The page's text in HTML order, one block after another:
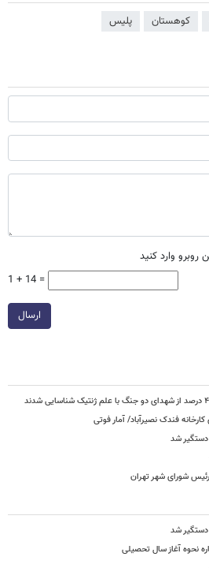
کوهستان پلیس
وارد کنید
1 + 14 =
ارسال
فندک نصیرآباد/ آمار فوتی
شد
شد
نحوه آغاز سال تحصیلی